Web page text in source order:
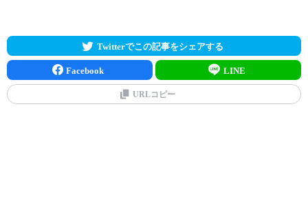
Twitterでこの記事をシェアする
Facebook LINE
URLコピー